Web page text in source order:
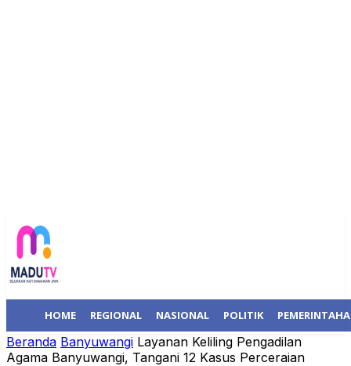
HOME REGIONAL NASIONAL POLITIK
Beranda Banyuwangi Layanan Keliling Pengadilan
Agama Banyuwangi, Tangani 12 Kasus Perceraian